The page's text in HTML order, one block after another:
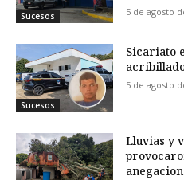
Sucesos 5 de agosto
Sucesos
Sicariato
5 de agosto
Lluvias y